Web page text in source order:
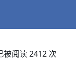
被阅读2412 次